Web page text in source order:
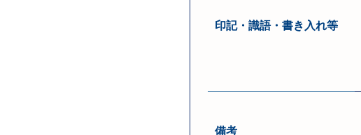
印記・識語・書き入れ等
備考